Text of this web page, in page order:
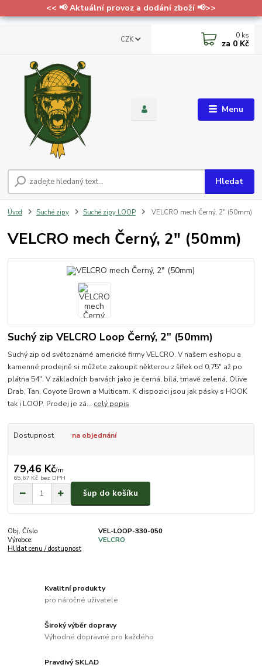
<< 📢 Aktuální provoz a dodání zboží 📢>>
Menu
CZK
Hledat
0 ks
za 0 Kč
Úvod Suché zipy Suché zipy LOOP VELCRO mech Černý, 2" (50mm)
VELCRO mech Černý, 2" (50mm)
Suchý zip VELCRO Loop Černý, 2" (50mm)
Suchý zip od světoznámé americké firmy VELCRO. V našem eshopu a
kamenné prodejně si můžete zakoupit některou z šířek od 0,75" až po
plátna 54". V základních barvách jako je černá, bílá, tmavě zelená, Olive
Drab, Tan, Coyote Brown a Multicam. K dispozici jsou jak pásky s HOOK
tak i LOOP. Prodej je zá... celý popis
Dostupnost na objednání
79,46 Kč/m
65,67 Kč bez DPH
šup do košíku
Obj. Číslo
VEL-LOOP-330-050
Výrobce:
VELCRO
Hlídat cenu / dostupnost
Kvalitní produkty
pro náročné uživatele
Široký výběr dopravy
Výhodné dopravné pro každého
Pravdivý SKLAD